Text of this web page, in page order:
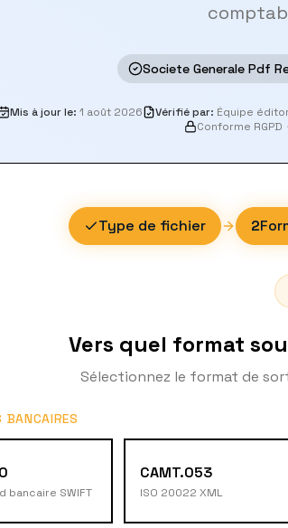
Societe Generale Pdf
Mis à jour le: 1 août 2026 Vérifié par: Équipe
Conforme RGPD ·
Type de fichier 2
Vers quel format
Sélectionnez le format de
BANCAIRES
bancaire SWIFT
CAMT.053
ISO 20022 XML